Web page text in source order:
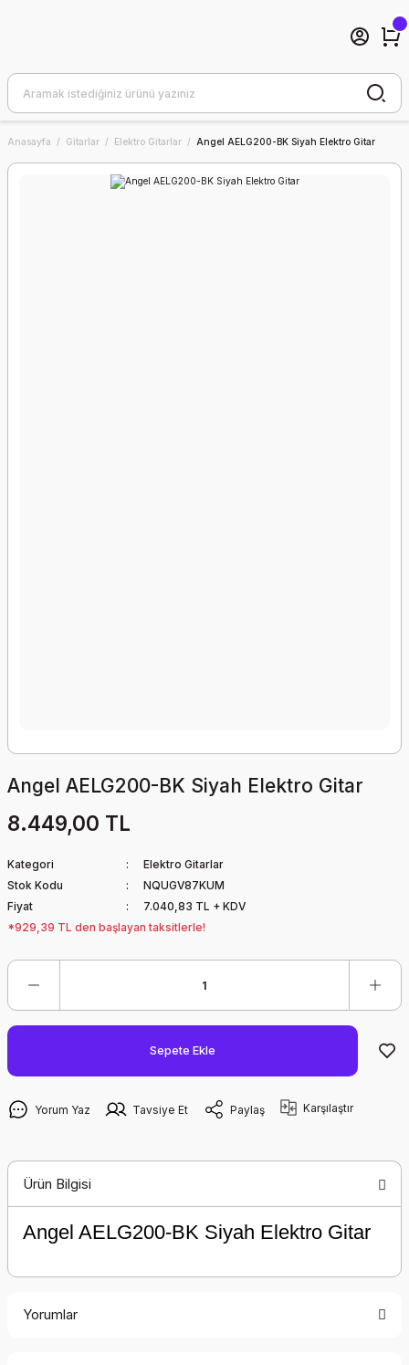
Anasayfa Gitarlar Elektro Gitarlar Angel AELG200-BK Siyah Elektro Gitar
Angel AELG200-BK Siyah Elektro Gitar
8.449,00 TL
Kategori
Elektro Gitarlar
Stok Kodu
NQUGV87KUM
Fiyat
7.040,83 TL + KDV
*929,39 TL den başlayan taksitlerle!
Sepete Ekle
Yorum Yaz Tavsiye Et Paylaş Karşılaştır
Ürün Bilgisi
Angel AELG200-BK Siyah Elektro Gitar
Yorumlar